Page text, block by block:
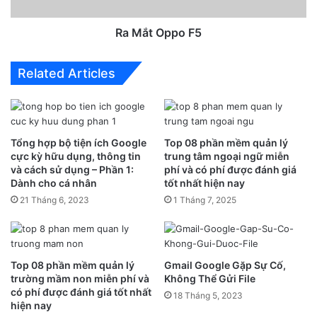
Khi bạn bật chế độ “chuyển hướng cuộc gọi”, những cuộc
gọi vào máy bạn bật chế độ đó sẽ tự động chuyển đến một
số máy khác mà bạn đã cài đặt sẵn. Trường hợp này khá
hữu dụng với những người đang đợi cuộc gọi quan trọng
hoặc sắp hết pin. Bạn có thể tùy chỉnh chuyển đến bất kỳ
loại máy nào mà bạn muốn như máy bàn hoặc điện thoại
khác bắt sóng tốt hơn.Thực sự, biểu tượng “chuyển hướng
cuộc gọi” không phổ biến. Nhiều người còn chưa từng sử
dụng tính năng này trên iPhone.
Ra Mắt Oppo F5
Related Articles
Tổng hợp bộ tiện ích Google
cực kỳ hữu dụng, thông tin
và cách sử dụng – Phần 1:
Dành cho cá nhân
21 Tháng 6, 2023
Top 08 phần mềm quản lý
trung tâm ngoại ngữ miễn
phí và có phí được đánh giá
tốt nhất hiện nay
1 Tháng 7, 2025
Top 08 phần mềm quản lý
trường mầm non miễn phí và
có phí được đánh giá tốt nhất
hiện nay
Gmail Google Gặp Sự Cố,
Không Thể Gửi File
18 Tháng 5, 2023